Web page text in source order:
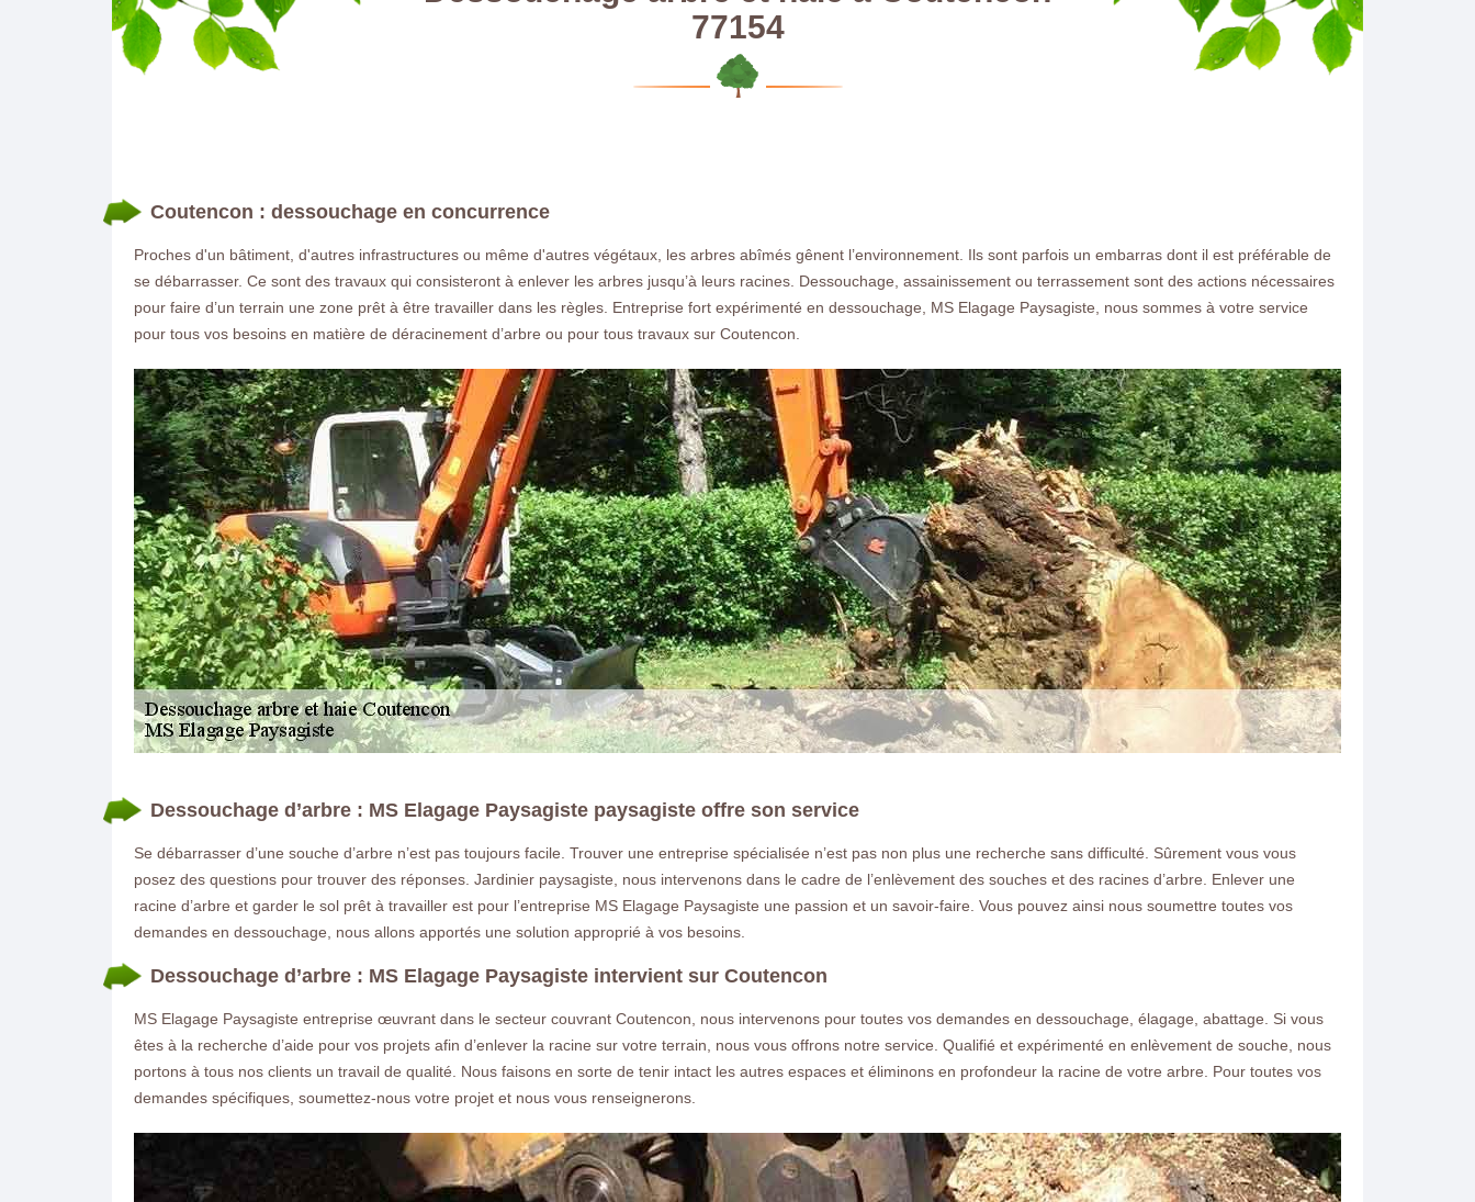
ON VOUS RAPPELLE GRATUITEMENT
LA RÉFÉRENCE EN ELAGAGE
Déssouchage à Coutencon 77154 Vous souhaitez dessoucher un
gratuit rapide.
Nos réalisations Nous contacter
77154
Coutencon : dessouchage en concurrence
Proches d'un bâtiment, d'autres infrastructures ou même d'autres végétaux, les arbres abîmés gênent l’environnement. Ils sont parfois un embarras dont il est préférable de
se débarrasser. Ce sont des travaux qui consisteront à enlever les arbres jusqu’à leurs racines. Dessouchage, assainissement ou terrassement sont des actions nécessaires
pour faire d’un terrain une zone prêt à être travailler dans les règles. Entreprise fort expérimenté en dessouchage, MS Elagage Paysagiste, nous sommes à votre service
pour tous vos besoins en matière de déracinement d’arbre ou pour tous travaux sur Coutencon.
Dessouchage d’arbre : MS Elagage Paysagiste paysagiste offre son service
Se débarrasser d’une souche d’arbre n’est pas toujours facile. Trouver une entreprise spécialisée n’est pas non plus une recherche sans difficulté. Sûrement vous vous
posez des questions pour trouver des réponses. Jardinier paysagiste, nous intervenons dans le cadre de l’enlèvement des souches et des racines d’arbre. Enlever une
racine d’arbre et garder le sol prêt à travailler est pour l’entreprise MS Elagage Paysagiste une passion et un savoir-faire. Vous pouvez ainsi nous soumettre toutes vos
demandes en dessouchage, nous allons apportés une solution approprié à vos besoins.
Dessouchage d’arbre : MS Elagage Paysagiste intervient sur Coutencon
MS Elagage Paysagiste entreprise œuvrant dans le secteur couvrant Coutencon, nous intervenons pour toutes vos demandes en dessouchage, élagage, abattage. Si vous
êtes à la recherche d’aide pour vos projets afin d’enlever la racine sur votre terrain, nous vous offrons notre service. Qualifié et expérimenté en enlèvement de souche, nous
portons à tous nos clients un travail de qualité. Nous faisons en sorte de tenir intact les autres espaces et éliminons en profondeur la racine de votre arbre. Pour toutes vos
demandes spécifiques, soumettez-nous votre projet et nous vous renseignerons.